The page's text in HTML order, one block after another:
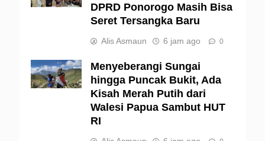
DPRD Ponorogo Masih Bisa
Seret Tersangka Baru
Alis Asmaun 6 jam ago 0
Menyeberangi Sungai
hingga Puncak Bukit, Ada
Kisah Merah Putih dari
Walesi Papua Sambut HUT
RI